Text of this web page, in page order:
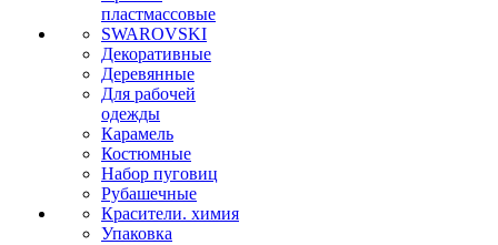
пластмассовые
SWAROVSKI
Декоративные
Деревянные
Для рабочей
одежды
Карамель
Костюмные
Набор пуговиц
Рубашечные
Красители. химия
Упаковка